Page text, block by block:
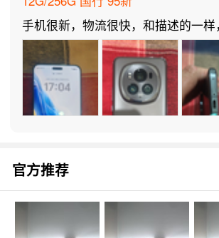
手机很新，物流很快，和描述的一样
多次了！
官方推荐